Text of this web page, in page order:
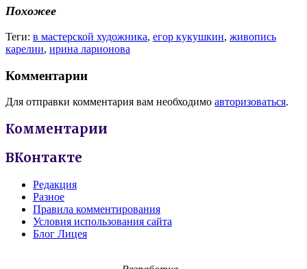
Похожее
Теги: в мастерской художника, егор кукушкин, живопись
карелии, ирина ларионова
Комментарии
Для отправки комментария вам необходимо авторизоваться.
Комментарии
ВКонтакте
Редакция
Разное
Правила комментирования
Условия использования сайта
Блог Лицея